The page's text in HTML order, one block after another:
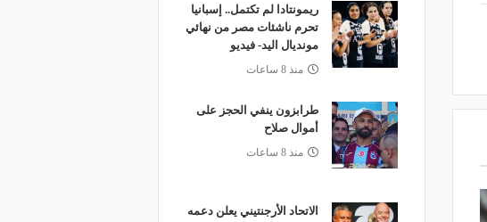
ريمونتادا لم تكتمل.. إسبانيا
تحرم ناشئات مصر من نهائي
مونديال اليد- فيديو
منذ 8 ساعات
طرابزون ينفي الحجز على
أموال صلاح
منذ 8 ساعات
الاتحاد الأرجنتيني يعلن دعمه